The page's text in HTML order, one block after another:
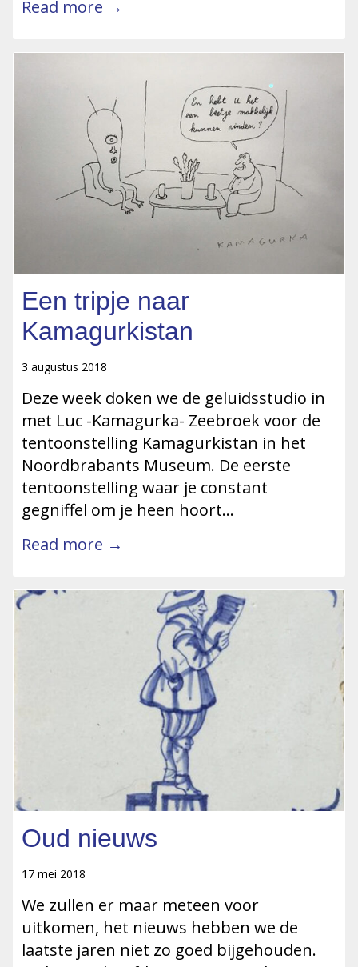
Read more →
Een tripje naar
Kamagurkistan
3 augustus 2018
Deze week doken we de geluidsstudio in
met Luc -Kamagurka- Zeebroek voor de
tentoonstelling Kamagurkistan in het
Noordbrabants Museum. De eerste
tentoonstelling waar je constant
gegniffel om je heen hoort…
Read more →
Oud nieuws
17 mei 2018
We zullen er maar meteen voor
uitkomen, het nieuws hebben we de
laatste jaren niet zo goed bijgehouden.